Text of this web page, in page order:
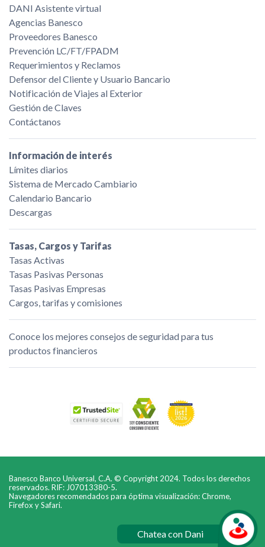
DANI Asistente virtual
Agencias Banesco
Proveedores Banesco
Prevención LC/FT/FPADM
Requerimientos y Reclamos
Defensor del Cliente y Usuario Bancario
Notificación de Viajes al Exterior
Gestión de Claves
Contáctanos
Información de interés
Límites diarios
Sistema de Mercado Cambiario
Calendario Bancario
Descargas
Tasas, Cargos y Tarifas
Tasas Activas
Tasas Pasivas Personas
Tasas Pasivas Empresas
Cargos, tarifas y comisiones
Conoce los mejores consejos de seguridad para tus
productos financieros
Banesco Banco Universal, C.A. © Copyright 2024. Todos los derechos
reservados. RIF: J07013380-5.
Navegadores recomendados para óptima visualización: Chrome,
Firefox y Safari.
Chatea con Dani